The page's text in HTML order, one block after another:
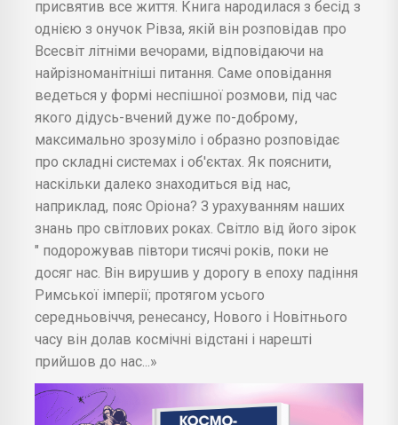
присвятив все життя. Книга народилася з бесід з
однією з онучок Рівза, якій він розповідав про
Всесвіт літніми вечорами, відповідаючи на
найрізноманітніші питання. Саме оповідання
ведеться у формі неспішної розмови, під час
якого дідусь-вчений дуже по-доброму,
максимально зрозуміло і образно розповідає
про складні системах і об'єктах. Як пояснити,
наскільки далеко знаходиться від нас,
наприклад, пояс Оріона? З урахуванням наших
знань про світлових роках. Світло від його зірок
" подорожував півтори тисячі років, поки не
досяг нас. Він вирушив у дорогу в епоху падіння
Римської імперії; протягом усього
середньовіччя, ренесансу, Нового і Новітнього
часу він долав космічні відстані і нарешті
прийшов до нас...»